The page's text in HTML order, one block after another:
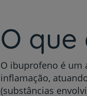
O
O ibuprofeno é um
inflamação,
(substâncias